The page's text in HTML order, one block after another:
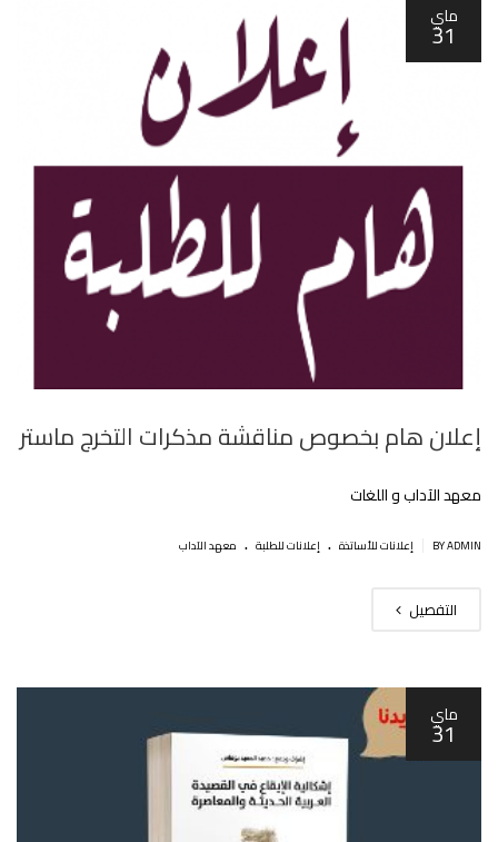
ماي
31
إعلان هام بخصوص مناقشة مذكرات التخرج ماستر‎
معهد الآداب و اللغات
BY ADMIN إعلانات للأساتذة . إعلانات للطلبة . معهد الآداب
التفصيل
ماي
31